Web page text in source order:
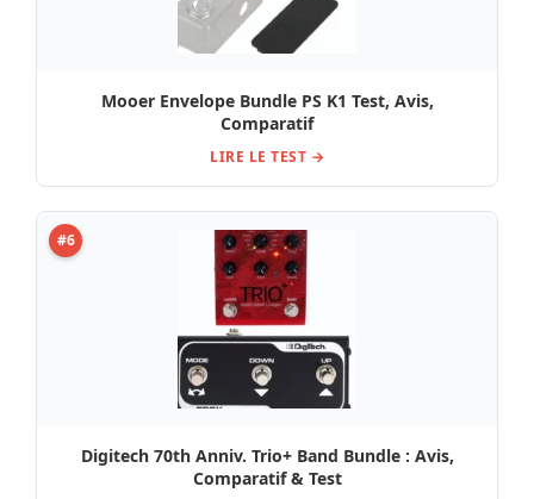
Mooer Envelope Bundle PS K1 Test, Avis,
Comparatif
LIRE LE TEST →
#6
Digitech 70th Anniv. Trio+ Band Bundle : Avis,
Comparatif & Test